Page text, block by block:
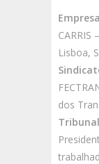
CARRIS
Lisboa,
dos